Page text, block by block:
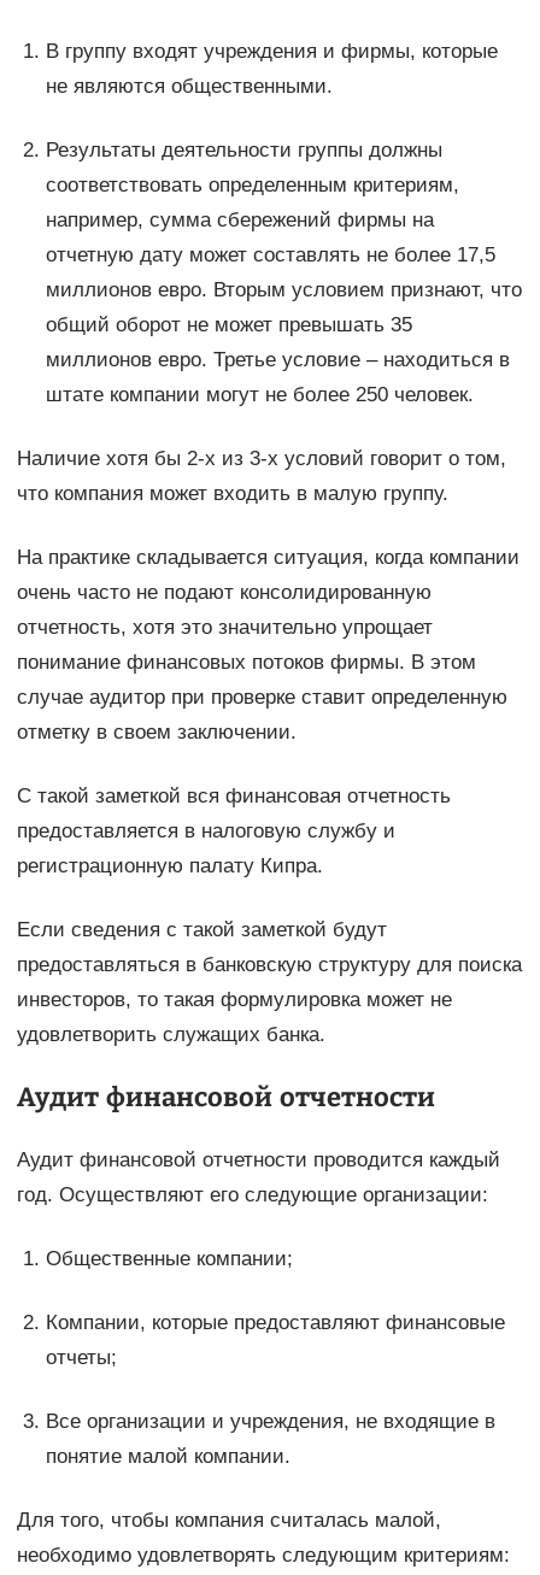
В группу входят учреждения и фирмы, которые
не являются общественными.
Результаты деятельности группы должны
соответствовать определенным критериям,
например, сумма сбережений фирмы на
отчетную дату может составлять не более 17,5
миллионов евро. Вторым условием признают, что
общий оборот не может превышать 35
миллионов евро. Третье условие – находиться в
штате компании могут не более 250 человек.
Наличие хотя бы 2-х из 3-х условий говорит о том,
что компания может входить в малую группу.
На практике складывается ситуация, когда компании
очень часто не подают консолидированную
отчетность, хотя это значительно упрощает
понимание финансовых потоков фирмы. В этом
случае аудитор при проверке ставит определенную
отметку в своем заключении.
С такой заметкой вся финансовая отчетность
предоставляется в налоговую службу и
регистрационную палату Кипра.
Если сведения с такой заметкой будут
предоставляться в банковскую структуру для поиска
инвесторов, то такая формулировка может не
удовлетворить служащих банка.
Аудит финансовой отчетности
Аудит финансовой отчетности проводится каждый
год. Осуществляют его следующие организации:
Общественные компании;
Компании, которые предоставляют финансовые
отчеты;
Все организации и учреждения, не входящие в
понятие малой компании.
Для того, чтобы компания считалась малой,
необходимо удовлетворять следующим критериям: